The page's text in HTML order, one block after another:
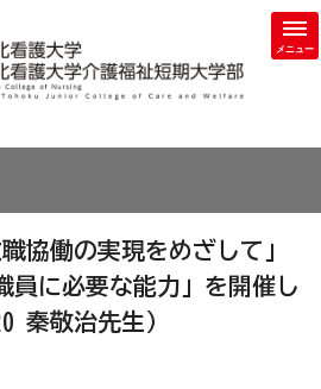
日本赤十字東北看護大学・日本赤
職協働の実現をめざして」
員に必要な能力」を開催し
秦敬治先生）